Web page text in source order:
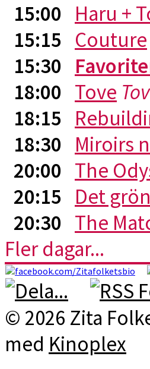
15:00 Haru +
15:15 Couture
15:30
18:00 Tove
18:15
18:30 Miroirs
20:00 The
20:15 Det
20:30 The
Fler dagar...
© 2026 Zita
med Kinoplex